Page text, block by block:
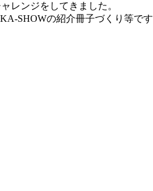
レンジをしてきました。
SHOWの紹介冊子づくり等です